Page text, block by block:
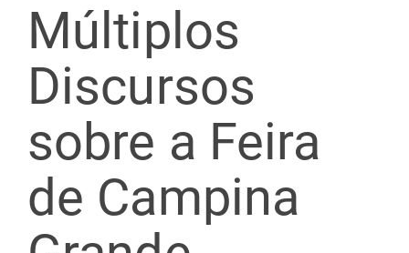
Múltiplos
Discursos
sobre a Feira
de Campina